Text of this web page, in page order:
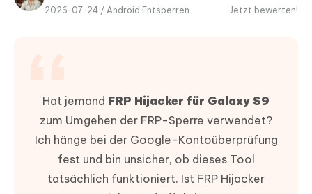
2026-07-24 / Android Entsperren Jetzt bewerten!
Hat jemand FRP Hijacker für Galaxy S9
zum Umgehen der FRP-Sperre verwendet?
Ich hänge bei der Google-Kontoüberprüfung
fest und bin unsicher, ob dieses Tool
tatsächlich funktioniert. Ist FRP Hijacker